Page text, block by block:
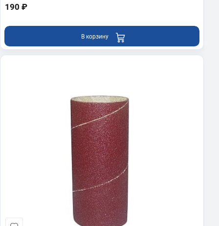
190 ₽
В корзину